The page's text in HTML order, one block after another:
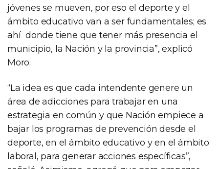
jóvenes se mueven, por eso el deporte y el
ámbito educativo van a ser fundamentales; es
ahí donde tiene que tener más presencia el
municipio, la Nación y la provincia”, explicó
Moro.
“La idea es que cada intendente genere un
área de adicciones para trabajar en una
estrategia en común y que Nación empiece a
bajar los programas de prevención desde el
deporte, en el ámbito educativo y en el ámbito
laboral, para generar acciones específicas”,